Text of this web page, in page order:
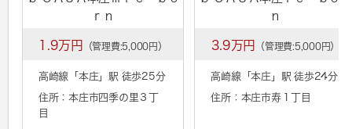
ｒｎ
1.9万円 （管理費:5,000円）
高崎線「 本庄」駅 徒歩25分
住所：本庄市四季の里３丁
目
ｎ
3.9万円 （管理費:5,000円）
高崎線「本庄」駅 徒歩24分
住所：本庄市寿１丁目